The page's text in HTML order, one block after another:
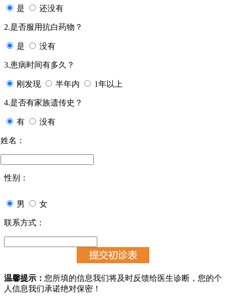
是 还没有
2.是否服用抗白药物？
是 没有
3.患病时间有多久？
刚发现 半年内 1年以上
4.是否有家族遗传史？
有 没有
姓名：
性别：
男 女
联系方式：
温馨提示： 您所填的信息我们将及时反馈给医生诊断，您的个
人信息我们承诺绝对保密！